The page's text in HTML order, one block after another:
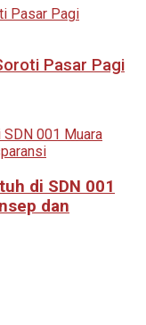
Pasar Pagi
di SDN 001
dan